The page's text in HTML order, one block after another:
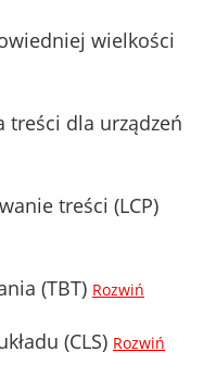
wielkości
treści dla urządzeń
treści (LCP)
(TBT) Rozwiń
(CLS) Rozwiń